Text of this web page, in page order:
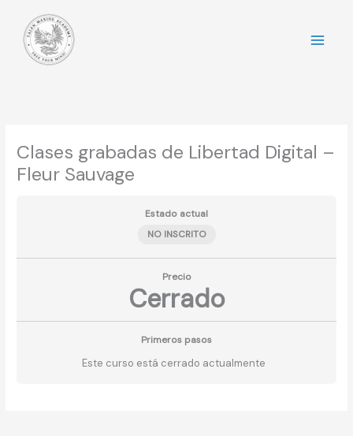
contenido
Clases grabadas de Libertad Digital –
Fleur Sauvage
Estado actual
NO INSCRITO
Precio
Cerrado
Primeros pasos
Este curso está cerrado actualmente